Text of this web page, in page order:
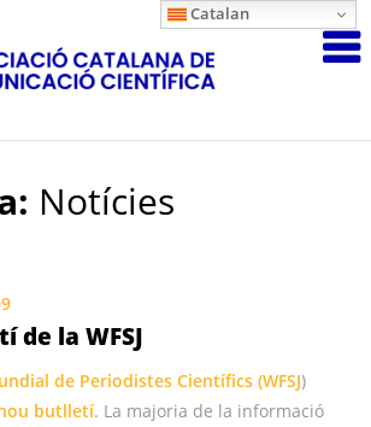
Associació
Notícies
de la WFSJ
de Periodistes Científics (WFSJ)
butlletí. La majoria de la informació
Catalan